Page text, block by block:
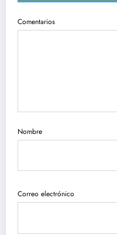
Comentarios
Nombre
Correo electrónico